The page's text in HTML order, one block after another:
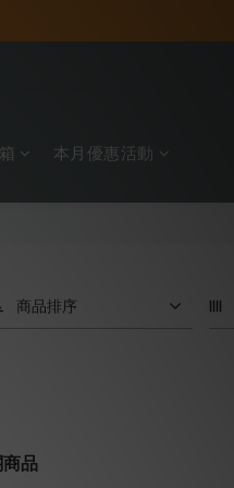
本月優惠活動
商品排序
品